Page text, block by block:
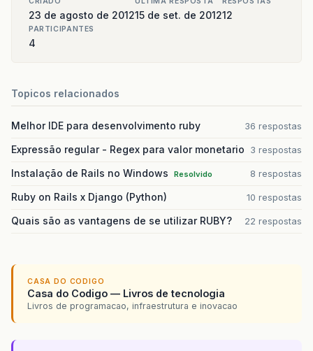
23 de agosto de 201215 de set. de 201212
PARTICIPANTES
4
Topicos relacionados
Melhor IDE para desenvolvimento ruby 36 respostas
Expressão regular - Regex para valor monetario 3 respostas
Instalação de Rails no Windows Resolvido 8 respostas
Ruby on Rails x Django (Python) 10 respostas
Quais são as vantagens de se utilizar RUBY? 22 respostas
CASA DO CODIGO
Casa do Codigo — Livros de tecnologia
Livros de programacao, infraestrutura e inovacao